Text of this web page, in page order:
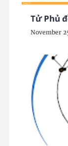
Tử Phủ
November